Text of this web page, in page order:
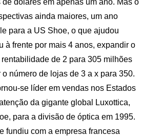
ainda maiores, um ano
para a US Shoe, o que ajudou
à frente por mais 4 anos, expandir o
de 2 para 305 milhões
número de lojas de 3 a x para 350.
se líder em vendas nos Estados
da gigante global Luxottica,
para a divisão de óptica em 1995.
fundiu com a empresa francesa